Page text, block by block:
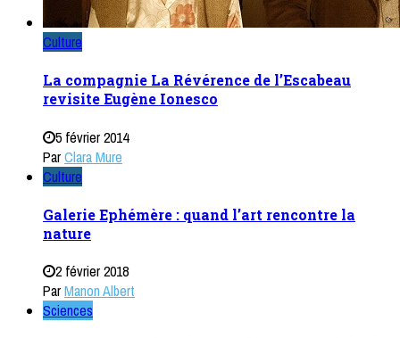
Culture
La compagnie La Révérence de l’Escabeau
revisite Eugène Ionesco
5 février 2014
ParClara Mure
Culture
Galerie Ephémère : quand l’art rencontre la
nature
2 février 2018
ParManon Albert
Sciences